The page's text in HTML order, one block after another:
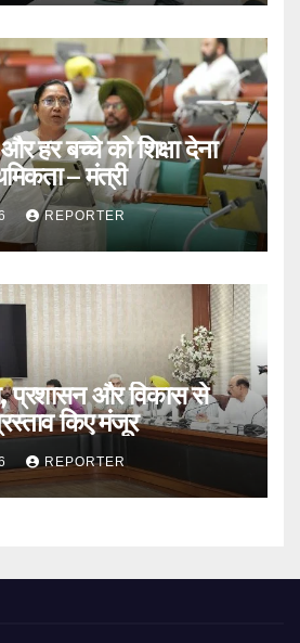
हर बच्चे को शिक्षा देना
– मंत्री
REPORTER
प्रशासन और विकास से
किए मंजूर
REPORTER